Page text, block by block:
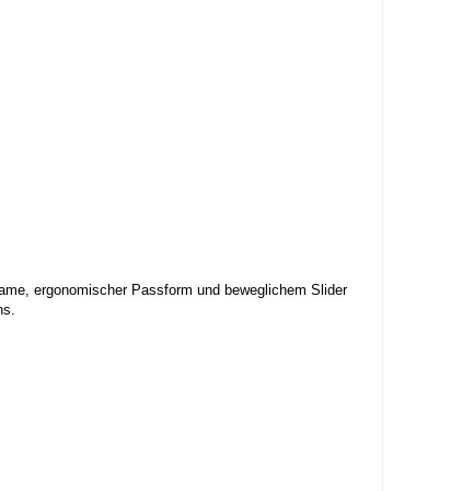
ergonomischer Passform und beweglichem Slider